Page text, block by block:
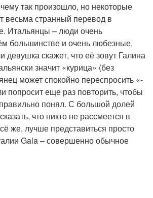
так произошло, но некоторые
странный перевод в
Итальянцы – люди очень
большинстве и очень любезные,
девушка скажет, что её зовут Галина
значит «курица» (без
может спокойно переспросить «-
попросит еще раз повторить, чтобы
понял. С большой долей
что никто не рассмеется в
же, лучше представиться просто
Gala – совершенно обычное